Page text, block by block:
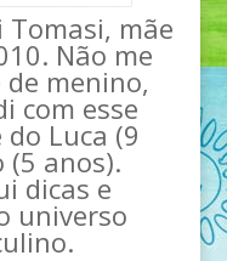
mãe
Não me
menino,
com esse
Luca (9
(5 anos).
dicas e
universo